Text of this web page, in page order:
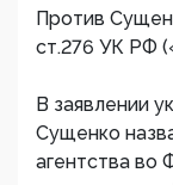
Против
ст.276 УК РФ
В заявлении
Сущенко
агентства во